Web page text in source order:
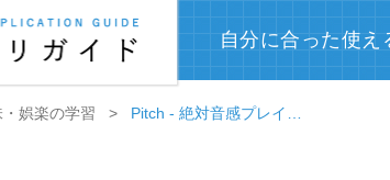
自分に合った使
・娯楽の学習 Pitch - 絶対音感プレイグラウンド